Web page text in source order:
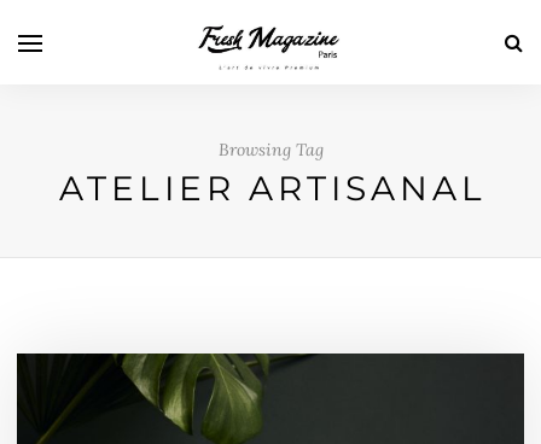
Browsing Tag
ATELIER ARTISANAL